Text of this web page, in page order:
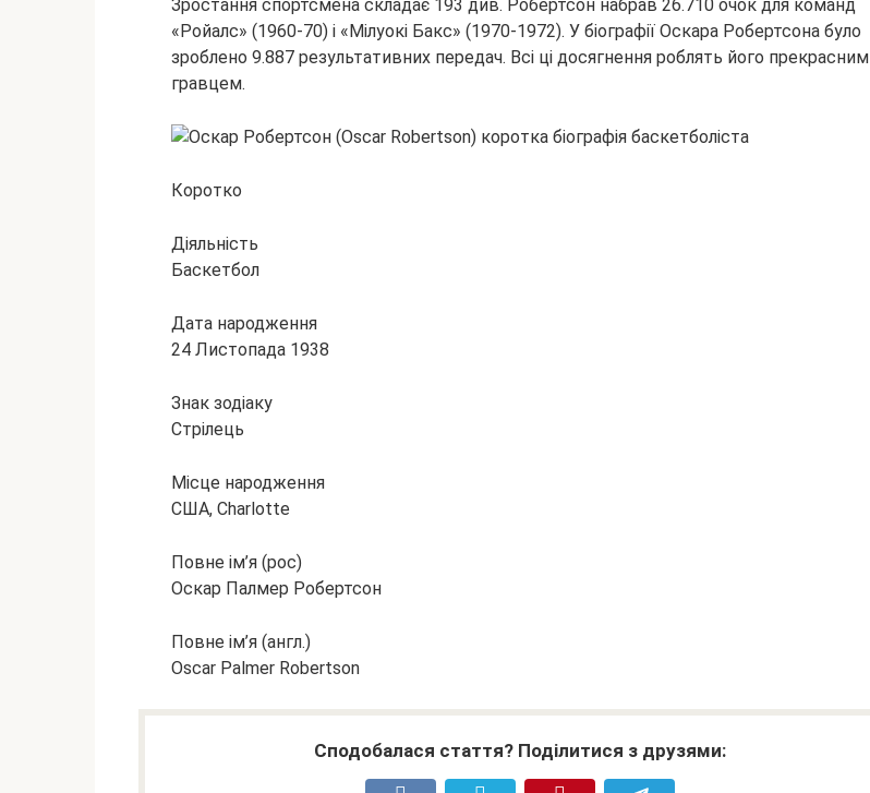
Зростання спортсмена складає 193 див. Робертсон набрав 26.710 очок для команд
«Ройалс» (1960-70) і «Мілуокі Бакс» (1970-1972). У біографії Оскара Робертсона було
зроблено 9.887 результативних передач. Всі ці досягнення роблять його прекрасним
гравцем.
Коротко
Діяльність
Баскетбол
Дата народження
24 Листопада 1938
Знак зодіаку
Стрілець
Місце народження
США, Charlotte
Повне ім’я (рос)
Оскар Палмер Робертсон
Повне ім’я (англ.)
Oscar Palmer Robertson
Сподобалася стаття? Поділитися з друзями: